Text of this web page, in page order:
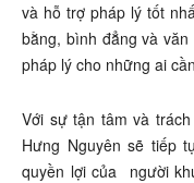
và hỗ trợ pháp lý tốt
bằng, bình đẳng và
pháp lý cho những ai
Với sự tận tâm và
Hưng Nguyên sẽ tiếp
quyền lợi của
người